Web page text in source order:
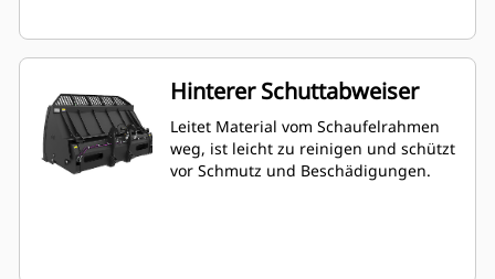
Hinterer Schuttabweiser
Leitet Material vom Schaufelrahmen
weg, ist leicht zu reinigen und schützt
vor Schmutz und Beschädigungen.